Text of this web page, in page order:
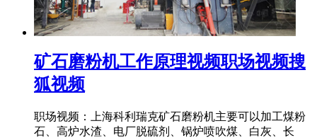
矿石磨粉机工作原理视频职场视频搜
狐视频
职场视频：上海科利瑞克矿石磨粉机主要可以加工煤粉
石、高炉水渣、电厂脱硫剂、锅炉喷吹煤、白灰、长